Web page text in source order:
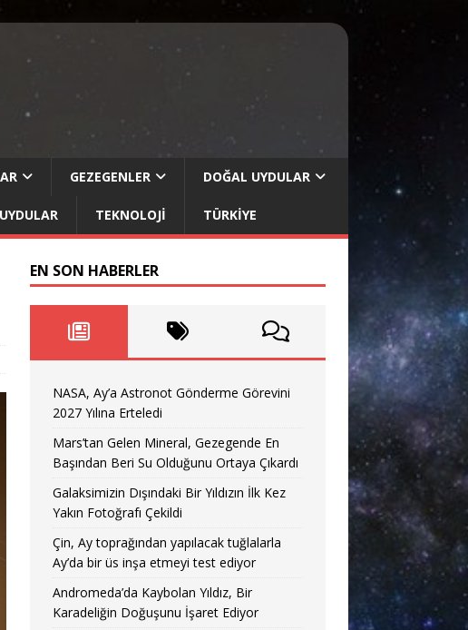
GEZEGENLER DOĞAL UYDULAR
TEKNOLOJI TÜRKIYE
EN SON HABERLER
NASA, Ay’a Astronot Gönderme Görevini
2027 Yılına Erteledi
Mars’tan Gelen Mineral, Gezegende En
Başından Beri Su Olduğunu Ortaya Çıkardı
Galaksimizin Dışındaki Bir Yıldızın İlk Kez
Yakın Fotoğrafı Çekildi
Çin, Ay toprağından yapılacak tuğlalarla
Ay’da bir üs inşa etmeyi test ediyor
Andromeda’da Kaybolan Yıldız, Bir
Karadeliğin Doğuşunu İşaret Ediyor